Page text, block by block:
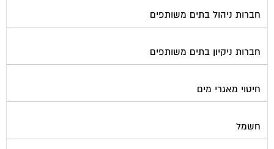
חברות ניהול בתים משותפים
חברות ניקיון בתים משותפים
חיטוי מאגרי מים
חשמל